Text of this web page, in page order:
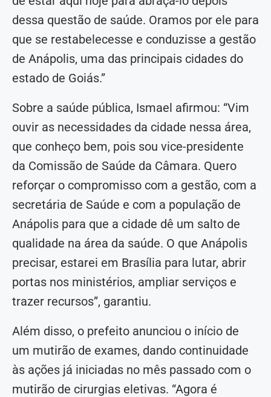
dessa questão de saúde. Oramos por ele para
que se restabelecesse e conduzisse a gestão
de Anápolis, uma das principais cidades do
estado de Goiás.”
Sobre a saúde pública, Ismael afirmou: “Vim
ouvir as necessidades da cidade nessa área,
que conheço bem, pois sou vice-presidente
da Comissão de Saúde da Câmara. Quero
reforçar o compromisso com a gestão, com a
secretária de Saúde e com a população de
Anápolis para que a cidade dê um salto de
qualidade na área da saúde. O que Anápolis
precisar, estarei em Brasília para lutar, abrir
portas nos ministérios, ampliar serviços e
trazer recursos”, garantiu.
Além disso, o prefeito anunciou o início de
um mutirão de exames, dando continuidade
às ações já iniciadas no mês passado com o
mutirão de cirurgias eletivas. “Agora é